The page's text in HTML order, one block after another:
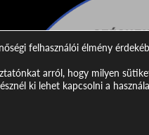
felhasználói élmény
arról, hogy milyen
ki lehet kapcsolni a